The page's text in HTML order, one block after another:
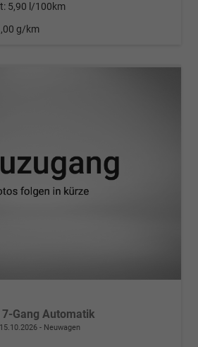
5,90 l/100km
g/km
7-Gang Automatik
15.10.2026 Neuwagen